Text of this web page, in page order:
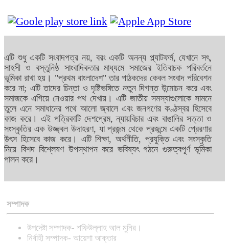
এটি শুধু একটি সংবাদপত্র নয়, বরং একটি অনন্য প্ল্যাটফর্ম, যেখানে সৎ,
সাহসী ও বস্তুনিষ্ঠ সাংবাদিকতার মাধ্যমে সমাজের ইতিবাচক পরিবর্তনে
ভূমিকা রাখা হয়। "প্রথম বাংলাদেশ" তার পাঠকদের কেবল সংবাদ পরিবেশন
করে না; এটি তাদের চিন্তা ও দৃষ্টিভঙ্গিতে নতুন দিগন্ত উন্মোচন করে এবং
সমাজকে এগিয়ে নেওয়ার পথ দেখায়। এটি জাতীয় সমস্যাগুলোকে সামনে
তুলে এনে সমাধানের পথে আলো জ্বালে এবং জনগণের কণ্ঠস্বর হিসেবে
কাজ করে। এই পত্রিকাটি দেশপ্রেম, ন্যায়বিচার এবং বাঙালির সত্তা ও
সংস্কৃতির এক উজ্জ্বল উদাহরণ, যা প্রজন্ম থেকে প্রজন্মে একটি প্রেরণার
উৎস হিসেবে কাজ করে। এটি শিক্ষা, অর্থনীতি, প্রযুক্তি এবং সংস্কৃতি
নিয়ে বিশদ বিশ্লেষণ উপস্থাপন করে ভবিষ্যৎ গঠনে গুরুত্বপূর্ণ ভূমিকা
পালন করে।
সম্পাদক
উপদেষ্টা সম্পাদক- শফিউল্লাহ আল মুনির।
নির্বাহী সম্পাদক- আয়েশা আক্তার